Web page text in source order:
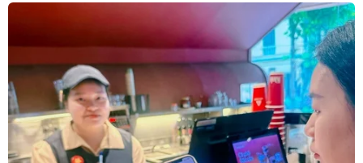
Israel hoài nghi việc Hamas giải giáp
theo thỏa thuận Gaza
02/08/2026 13:32